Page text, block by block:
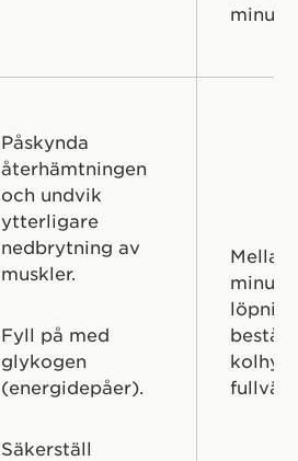
Påskynda
återhämtningen
och undvik
ytterligare
nedbrytning av
muskler.
Fyll på med
glykogen
(energidepåer).
Säkerställ